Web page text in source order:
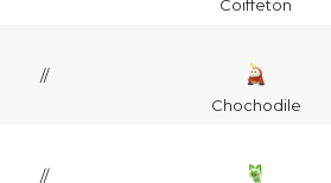
Coiffeton
//
Chochodile
//